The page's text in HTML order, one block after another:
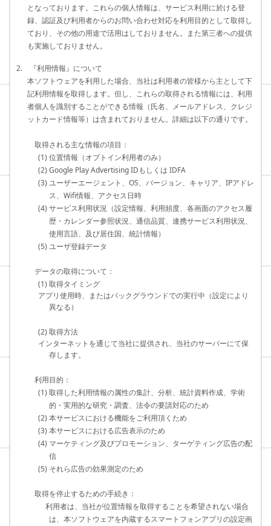
となっております。これらの個人情報は、サービス利用に於ける登
録、認証及び利用者からのお問い合わせ対応を利用目的として取得し
ており、その他の用途で活用はしておりません。また第三者への提供
も実施しておりません。
2. 『利用情報』について
本ソフトウェアを利用した場合、当社は利用者の皆様から主として下
記利用情報を取得します。但し、これらの取得される情報には、利用
者個人を識別することができる情報（氏名、メールアドレス、クレジ
ットカード情報等）は含まれておりません。詳細は以下の通りです。
取得される主な情報の項目：
(1) 位置情報（オプトイン利用者のみ）
(2) Google Play Advertising IDもしくは IDFA
(3) ユーザーエージェント、OS、バージョン、キャリア、IPアドレ
ス、Wifi情報、アクセス日時
(4) サービス利用状況（設定情報、利用頻度、各画面のアクセス履
歴・カレンダー参照状況、通信品質、連携サービス利用状況、
使用言語、及び居住国、統計情報）
(5) ユーザ登録データ
データの取得について：
(1) 取得タイミング
アプリ使用時、またはバックグラウンドでの実行中（設定により
異なる）
(2) 取得方法
インターネットを通じて当社に提供され、当社のサーバーにて保
存します。
利用目的：
(1) 取得した利用情報の属性の集計、分析、統計資料作成、学術
的・実用的な研究・調査、法令の要請対応のため
(2) 本サービスにおける機能をご利用頂くため
(3) 本サービスにおける広告表示のため
(4) マーケティング及びプロモーション、ターゲティング広告の配
信
(5) それら広告の効果測定のため
取得を停止するための手続き：
利用者は、当社が位置情報を取得することを希望されない場合
は、本ソフトウェアを内蔵するスマートフォンアプリの設定画